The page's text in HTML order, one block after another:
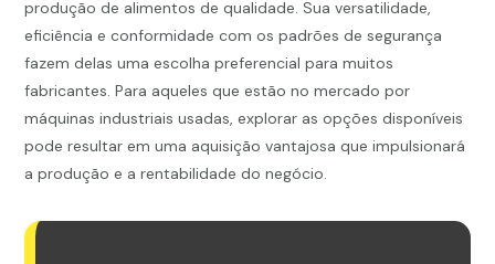
produção de alimentos de qualidade. Sua versatilidade,
eficiência e conformidade com os padrões de segurança
fazem delas uma escolha preferencial para muitos
fabricantes. Para aqueles que estão no mercado por
máquinas industriais usadas, explorar as opções disponíveis
pode resultar em uma aquisição vantajosa que impulsionará
a produção e a rentabilidade do negócio.